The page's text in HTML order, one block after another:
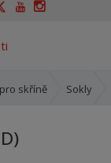
skříně Sokly